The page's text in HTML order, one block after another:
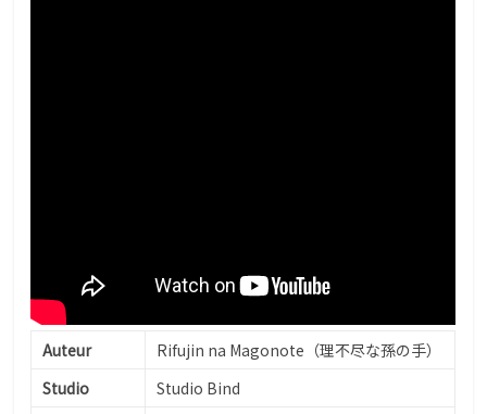
Auteur
Rifujin na Magonote（理不尽な孫の手）
Studio
Studio Bind